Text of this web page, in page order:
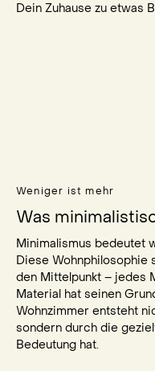
Dein Zuhause zu etwas
Weniger ist mehr
Was
Minimalismus bedeutet
Diese Wohnphilosophie
den Mittelpunkt – jedes
Material hat seinen
Wohnzimmer entsteht
sondern durch die
Bedeutung hat.